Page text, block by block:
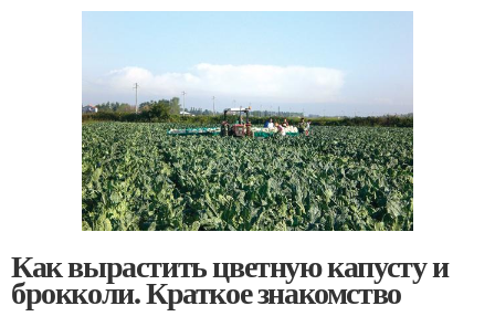
Как вырастить цветную капусту и
брокколи. Краткое знакомство